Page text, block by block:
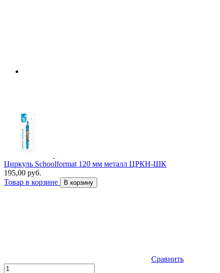
Циркуль Schoolformat 120 мм металл ЦРКН-ШК
195,00 руб.
Товар в корзине
В корзину
Сравнить